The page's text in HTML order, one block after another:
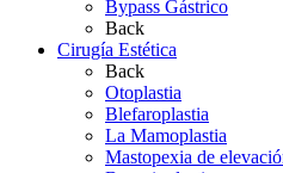
Bypass Gástrico
Back
Cirugía Estética
Back
Otoplastia
Blefaroplastia
La Mamoplastia
Mastopexia de